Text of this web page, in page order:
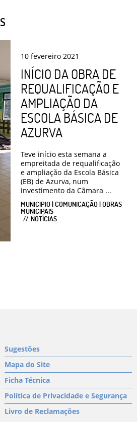
10 fevereiro 2021
INÍCIO DA OBRA DE
REQUALIFICAÇÃO E
AMPLIAÇÃO DA
ESCOLA BÁSICA DE
AZURVA
Teve início esta semana a
empreitada de requalificação
e ampliação da Escola Básica
(EB) de Azurva, num
investimento da Câmara ...
MUNICIPIO | COMUNICAÇÃO | OBRAS
MUNICIPAIS
NOTÍCIAS
Sugestões
Mapa do Site
Ficha Técnica
Política de Privacidade e Segurança
Livro de Reclamações